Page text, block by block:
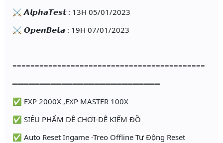
⚔️ 𝘼𝙡𝙥𝙝𝙖𝙏𝙚𝙨𝙩 : 13H 05/01/2023
⚔️ 𝙊𝙥𝙚𝙣𝘽𝙚𝙩𝙖 : 19H 07/01/2023
===========================================
═══════════════════════════
✅ EXP 2000X ,EXP MASTER 100X
✅ SIÊU PHẨM DỄ CHƠI-DỄ KIẾM ĐỒ
✅ Auto Reset Ingame -Treo Offline Tự Động Reset